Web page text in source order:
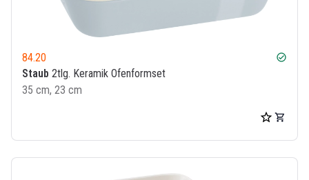
84.20 check_circle
Staub 2tlg. Keramik Ofenformset
35 cm, 23 cm